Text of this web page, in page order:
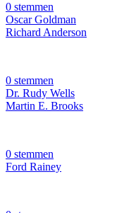
0 stemmen
Oscar Goldman
Richard Anderson
0 stemmen
Dr. Rudy Wells
Martin E. Brooks
0 stemmen
Ford Rainey